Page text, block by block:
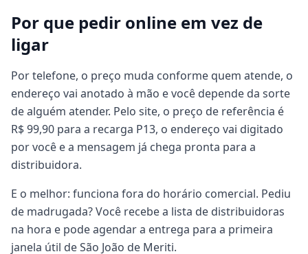
Por que pedir online em vez de
ligar
Por telefone, o preço muda conforme quem atende, o
endereço vai anotado à mão e você depende da sorte
de alguém atender. Pelo site, o preço de referência é
R$ 99,90 para a recarga P13, o endereço vai digitado
por você e a mensagem já chega pronta para a
distribuidora.
E o melhor: funciona fora do horário comercial. Pediu
de madrugada? Você recebe a lista de distribuidoras
na hora e pode agendar a entrega para a primeira
janela útil de São João de Meriti.